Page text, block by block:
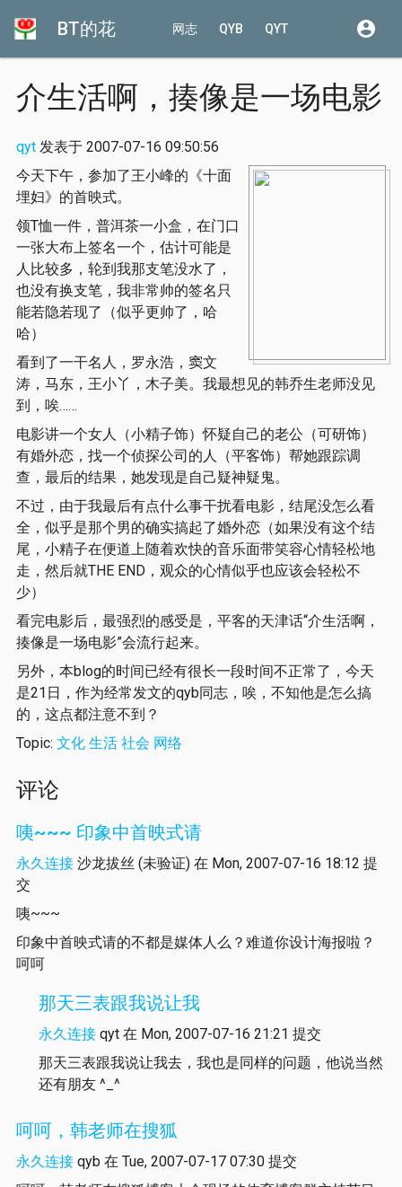
BT的花 网志 QYB QYT account_circle
介生活啊，揍像是一场电影
qyt 发表于 2007-07-16 09:50:56
今天下午，参加了王小峰的《十面
埋妇》的首映式。
领T恤一件，普洱茶一小盒，在门口
一张大布上签名一个，估计可能是
人比较多，轮到我那支笔没水了，
也没有换支笔，我非常帅的签名只
能若隐若现了（似乎更帅了，哈
哈）
看到了一干名人，罗永浩，窦文
涛，马东，王小丫，木子美。我最想见的韩乔生老师没见
到，唉……
电影讲一个女人（小精子饰）怀疑自己的老公（可研饰）
有婚外恋，找一个侦探公司的人（平客饰）帮她跟踪调
查，最后的结果，她发现是自己疑神疑鬼。
不过，由于我最后有点什么事干扰看电影，结尾没怎么看
全，似乎是那个男的确实搞起了婚外恋（如果没有这个结
尾，小精子在便道上随着欢快的音乐面带笑容心情轻松地
走，然后就THE END，观众的心情似乎也应该会轻松不
少）
看完电影后，最强烈的感受是，平客的天津话“介生活啊，
揍像是一场电影”会流行起来。
另外，本blog的时间已经有很长一段时间不正常了，今天
是21日，作为经常发文的qyb同志，唉，不知他是怎么搞
的，这点都注意不到？
Topic: 文化 生活 社会 网络
评论
咦~~~ 印象中首映式请
永久连接 沙龙拔丝 (未验证) 在 Mon, 2007-07-16 18:12 提
交
咦~~~
印象中首映式请的不都是媒体人么？难道你设计海报啦？
呵呵
那天三表跟我说让我
永久连接 qyt 在 Mon, 2007-07-16 21:21 提交
那天三表跟我说让我去，我也是同样的问题，他说当然
还有朋友 ^_^
呵呵，韩老师在搜狐
永久连接 qyb 在 Tue, 2007-07-17 07:30 提交